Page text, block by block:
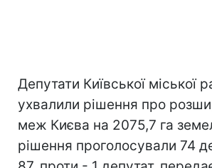
Депутати Київської міської
ухвалили рішення про
меж Києва на 2075,7 га
рішення проголосували 74